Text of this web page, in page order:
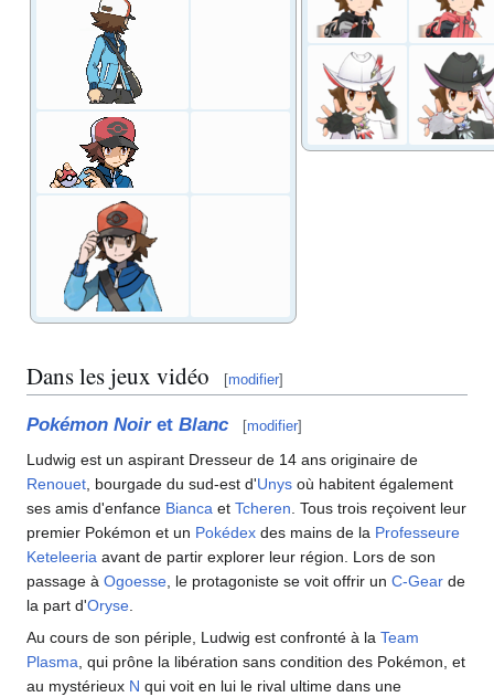
Dans les jeux vidéo [modifier]
Pokémon Noiret Blanc [modifier]
Ludwig est un aspirant Dresseur de 14 ans originaire de
Renouet , bourgade du sud-est d'Unys où habitent également
ses amis d'enfance Bianca et Tcheren . Tous trois reçoivent leur
premier Pokémon et un Pokédex des mains de la Professeure
Keteleeria avant de partir explorer leur région. Lors de son
passage à Ogoesse , le protagoniste se voit offrir un C-Gear de
la part d'Oryse
Au cours de son périple, Ludwig est confronté à la Team
Plasma , qui prône la libération sans condition des Pokémon, et
au mystérieux N qui voit en lui le rival ultime dans une